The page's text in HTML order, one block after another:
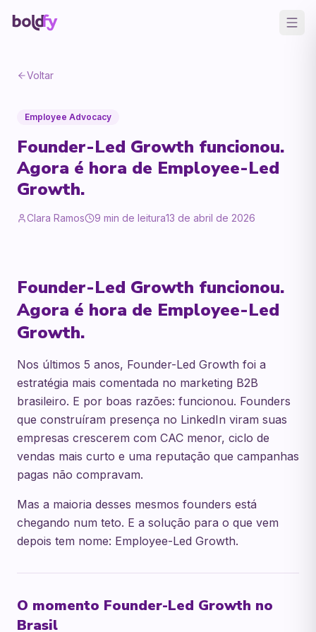
Voltar
Employee Advocacy
Founder-Led Growth funcionou.
Agora é hora de Employee-Led
Growth.
Clara Ramos 9 min de leitura13 de abril de 2026
Founder-Led Growth funcionou.
Agora é hora de Employee-Led
Growth.
Nos últimos 5 anos, Founder-Led Growth foi a
estratégia mais comentada no marketing B2B
brasileiro. E por boas razões: funcionou. Founders
que construíram presença no LinkedIn viram suas
empresas crescerem com CAC menor, ciclo de
vendas mais curto e uma reputação que campanhas
pagas não compravam.
Mas a maioria desses mesmos founders está
chegando num teto. E a solução para o que vem
depois tem nome: Employee-Led Growth.
O momento Founder-Led Growth no
Brasil